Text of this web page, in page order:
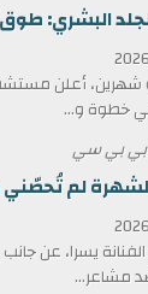
البشري:
شهرين، أعلن
في خطوة و...
بي بي سي
لم
يسرا، عن
مشاعر...